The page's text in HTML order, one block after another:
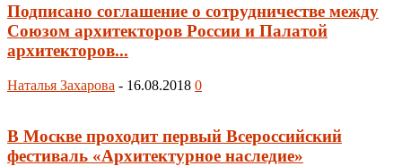
Подписано соглашение о сотрудничестве между
Союзом архитекторов России и Палатой
архитекторов...
Наталья Захарова - 16.08.2018 0
В Москве проходит первый Всероссийский
фестиваль «Архитектурное наследие»